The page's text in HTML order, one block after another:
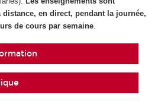
en direct, pendant la journée,
de cours par semaine